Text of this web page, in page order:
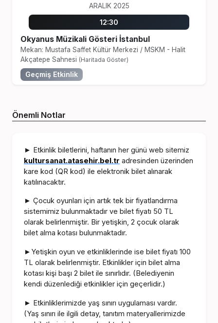
ARALIK 2025
12:30
Okyanus Müzikali Gösteri İstanbul
Mekan: Mustafa Saffet Kültür Merkezi / MSKM - Halit
Akçatepe Sahnesi (Haritada Göster)
Geçmiş Etkinlik
Önemli Notlar
► Etkinlik biletlerini, haftanın her günü web sitemiz
kultursanat.atasehir.bel.tr adresinden üzerinden
kare kod (QR kod) ile elektronik bilet alınarak
katılınacaktır.
► Çocuk oyunları için artık tek bir fiyatlandırma
sistemimiz bulunmaktadır ve bilet fiyatı 50 TL
olarak belirlenmiştir. Bir yetişkin, 2 çocuk olarak
bilet alma kotası bulunmaktadır.
► Yetişkin oyun ve etkinliklerinde ise bilet fiyatı 100
TL olarak belirlenmiştir. Etkinlikler için bilet alma
kotası kişi başı 2 bilet ile sınırlıdır. (Belediyenin
kendi düzenlediği etkinlikler için geçerlidir.)
► Etkinliklerimizde yaş sınırı uygulaması vardır.
(Yaş sınırı ile ilgili detay, tanıtım materyallerimizde